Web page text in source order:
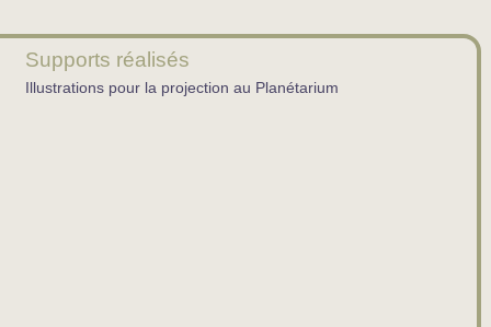
Supports réalisés
Illustrations pour la projection au Planétarium